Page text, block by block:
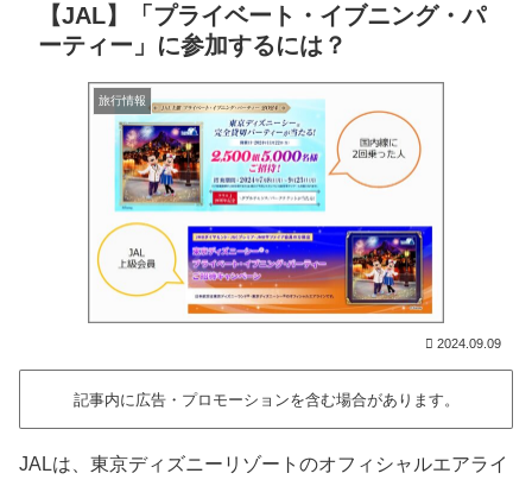
【JAL】「プライベート・イブニング・パ
ーティー」に参加するには？
旅行情報
2024.09.09
記事内に広告・プロモーションを含む場合があります。
JALは、東京ディズニーリゾートのオフィシャルエアライ